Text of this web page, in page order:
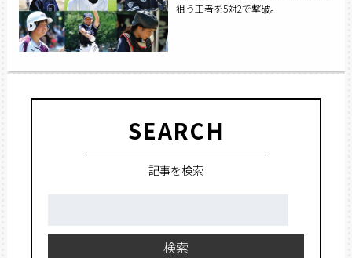
狙う王者を5対2で撃破。
SEARCH
記事を検索
検索